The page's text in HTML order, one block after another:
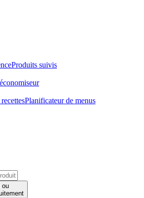
Produits suivis
Planificateur de menus
ou